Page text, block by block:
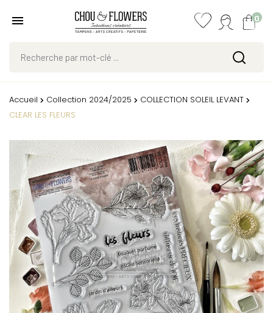
0
Accueil Collection 2024/2025
COLLECTION SOLEIL LEVANT
CLEAR LES FLEURS